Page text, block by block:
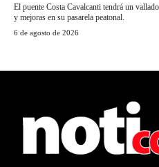
El puente Costa Cavalcanti tendrá un
y mejoras en su pasarela peatonal.
6 de agosto de 2026